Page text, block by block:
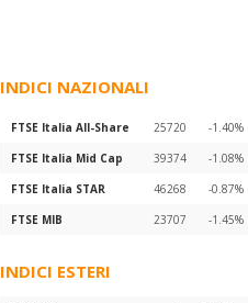
INDICI NAZIONALI
FTSE Italia All-Share 25720
-1.40%
FTSE Italia Mid Cap
39374
-1.08%
FTSE Italia STAR
46268
-0.87%
FTSE MIB
23707 -1.45%
INDICI ESTERI